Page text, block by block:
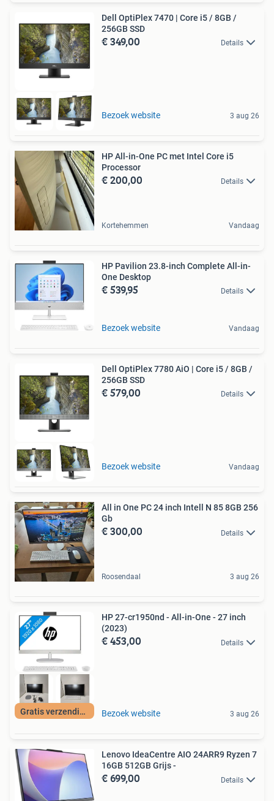
Dell OptiPlex 7470 | Core i5 / 8GB /
256GB SSD
€ 349,00 Details
Bezoek website 3 aug 26
HP All-in-One PC met Intel Core i5
Processor
€ 200,00 Details
Kortehemmen Vandaag
HP Pavilion 23.8-inch Complete All-in-
One Desktop
€ 539,95 Details
Bezoek website Vandaag
Dell OptiPlex 7780 AiO | Core i5 / 8GB /
256GB SSD
€ 579,00 Details
Bezoek website Vandaag
All in One PC 24 inch Intell N 85 8GB 256
Gb
€ 300,00 Details
Roosendaal 3 aug 26
Gratis verzending
HP 27-cr1950nd - All-in-One - 27 inch
(2023)
€ 453,00 Details
Bezoek website 3 aug 26
Lenovo IdeaCentre AIO 24ARR9 Ryzen 7
16GB 512GB Grijs -
€ 699,00 Details